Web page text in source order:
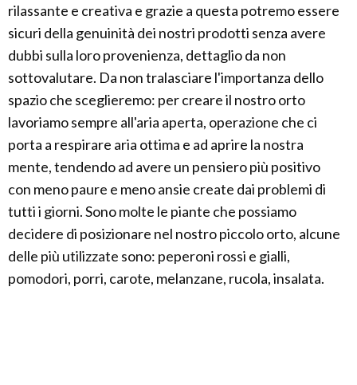
rilassante e creativa e grazie a questa potremo essere
sicuri della genuinità dei nostri prodotti senza avere
dubbi sulla loro provenienza, dettaglio da non
sottovalutare. Da non tralasciare l'importanza dello
spazio che sceglieremo: per creare il nostro orto
lavoriamo sempre all'aria aperta, operazione che ci
porta a respirare aria ottima e ad aprire la nostra
mente, tendendo ad avere un pensiero più positivo
con meno paure e meno ansie create dai problemi di
tutti i giorni. Sono molte le piante che possiamo
decidere di posizionare nel nostro piccolo orto, alcune
delle più utilizzate sono: peperoni rossi e gialli,
pomodori, porri, carote, melanzane, rucola, insalata.